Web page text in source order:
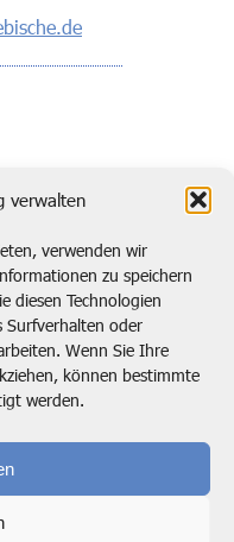
verwalten
verwenden wir
zu speichern
diesen Technologien
Surfverhalten oder
Wenn Sie Ihre
können bestimmte
werden.
zurück zur Übersicht